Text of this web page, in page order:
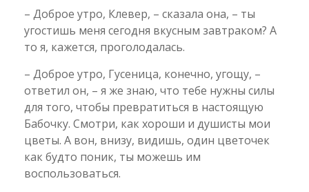
– Доброе утро, Клевер, – сказала она, – ты
угостишь меня сегодня вкусным завтраком? А
то я, кажется, проголодалась.
– Доброе утро, Гусеница, конечно, угощу, –
ответил он, – я же знаю, что тебе нужны силы
для того, чтобы превратиться в настоящую
Бабочку. Смотри, как хороши и душисты мои
цветы. А вон, внизу, видишь, один цветочек
как будто поник, ты можешь им
воспользоваться.